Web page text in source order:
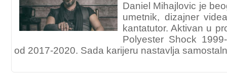
Daniel Mihajlovic je
umetnik, dizajner
kantatutor. Aktivan u
Polyester Shock
od 2017-2020. Sada karijeru nastavlja